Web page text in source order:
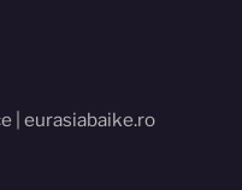
| eurasiabaike.ro